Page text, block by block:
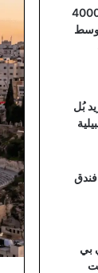
أسعار الذهب دون 4000
وسط
بُل
فندق
بي